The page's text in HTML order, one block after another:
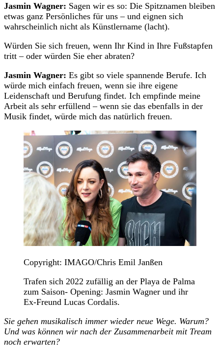
Jasmin Wagner: Sagen wir es so: Die Spitznamen bleiben
etwas ganz Persönliches für uns – und eignen sich
wahrscheinlich nicht als Künstlername (lacht).
Würden Sie sich freuen, wenn Ihr Kind in Ihre Fußstapfen
tritt – oder würden Sie eher abraten?
Jasmin Wagner: Es gibt so viele spannende Berufe. Ich
würde mich einfach freuen, wenn sie ihre eigene
Leidenschaft und Berufung findet. Ich empfinde meine
Arbeit als sehr erfüllend – wenn sie das ebenfalls in der
Musik findet, würde mich das natürlich freuen.
Copyright: IMAGO/Chris Emil Janßen
Trafen sich 2022 zufällig an der Playa de Palma
zum Saison- Opening: Jasmin Wagner und ihr
Ex-Freund Lucas Cordalis.
Sie gehen musikalisch immer wieder neue Wege. Warum?
Und was können wir nach der Zusammenarbeit mit Tream
noch erwarten?